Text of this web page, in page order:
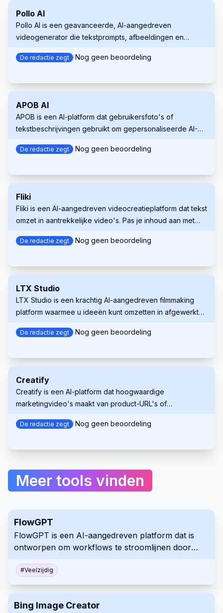
Pollo AI
Pollo AI is een geavanceerde, AI-aangedreven
videogenerator die tekstprompts, afbeeldingen en
De redactie zegt Nog geen beoordeling
APOB AI
APOB is een AI-platform dat gebruikersfoto's of
tekstbeschrijvingen gebruikt om gepersonaliseerde AI-
De redactie zegt Nog geen beoordeling
Fliki
Fliki is een AI-aangedreven videocreatieplatform dat tekst
omzet in aantrekkelijke video's. Pas je inhoud aan met
mediabibliotheek om de betrokkenheid te vergroten.
De redactie zegt Nog geen beoordeling
LTX Studio
LTX Studio is een krachtig AI-aangedreven filmmaking
platform waarmee u ideeën kunt omzetten in afgewerkte
elke fase van het proces.
De redactie zegt Nog geen beoordeling
Creatify
Creatify is een AI-platform dat hoogwaardige
marketingvideo's maakt van product-URL's of
videoadvertenties wordt vereenvoudigd.
De redactie zegt Nog geen beoordeling
Meer tools vinden
FlowGPT
FlowGPT is een AI-aangedreven platform dat is
ontworpen om workflows te stroomlijnen door
voor natuurlijke taalverwerking. Het stelt
gebruikers in staat om hun werkprocessen te
conversationele interfaces en automatische
#Veelzijdig
Bing Image Creator